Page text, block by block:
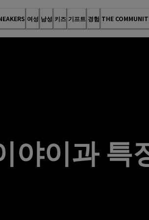
여성 남성 키즈 기프트 경험 THE
야이과 특